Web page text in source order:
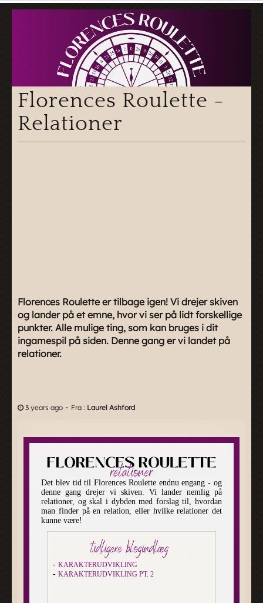
Florences Roulette -
Relationer
Florences Roulette er tilbage igen! Vi drejer skiven
og lander på et emne, hvor vi ser på lidt forskellige
punkter. Alle mulige ting, som kan bruges i dit
ingamespil på siden. Denne gang er vi landet på
relationer.
3 years ago - Fra : Laurel Ashford